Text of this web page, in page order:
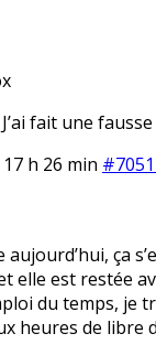
J’ai fait une
h 26 min
aujourd’hui, ça
elle est restée
du temps, je
heures de libre